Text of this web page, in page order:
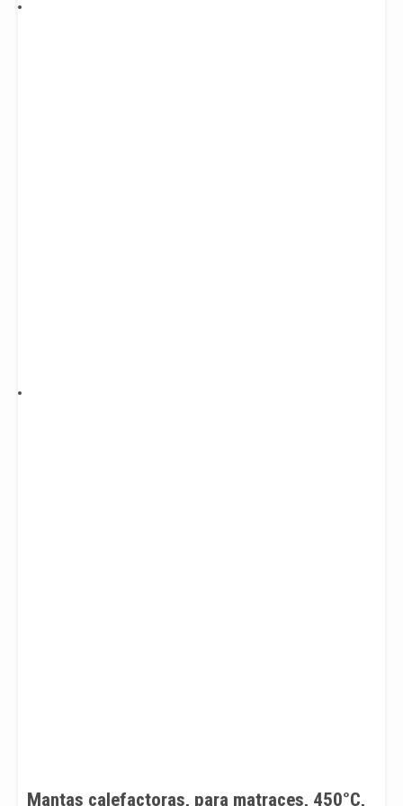
Mantas calefactoras, para matraces, 450°C,